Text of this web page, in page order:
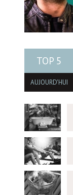
TOP 5
AUJOURD'HUI